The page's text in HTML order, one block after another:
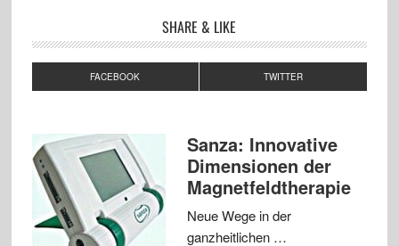
SHARE & LIKE
FACEBOOK TWITTER
Sanza: Innovative
Dimensionen der
Magnetfeldtherapie
Neue Wege in der
ganzheitlichen …